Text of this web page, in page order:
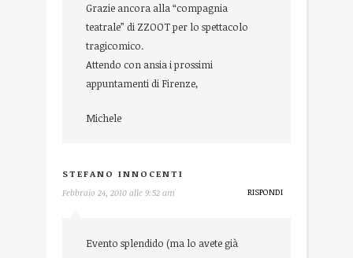
Grazie ancora alla “compagnia
teatrale” di ZZOOT per lo spettacolo
tragicomico.
Attendo con ansia i prossimi
appuntamenti di Firenze,
Michele
STEFANO INNOCENTI
Febbraio 24, 2010 alle 9:52 am
Evento splendido (ma lo avete già
RISPONDI